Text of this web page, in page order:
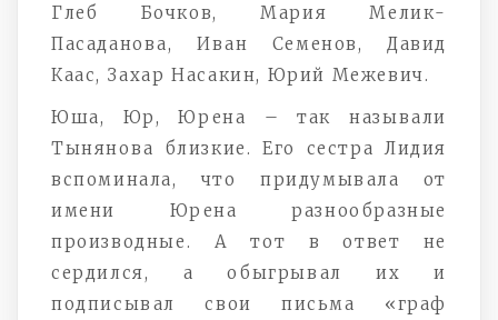
Глеб Бочков, Мария Мелик-
Пасаданова, Иван Семенов, Давид
Каас, Захар Насакин, Юрий Межевич.
Юша, Юр, Юрена – так называли
Тынянова близкие. Его сестра Лидия
вспоминала, что придумывала от
имени Юрена разнообразные
производные. А тот в ответ не
сердился, а обыгрывал их и
подписывал свои письма «граф